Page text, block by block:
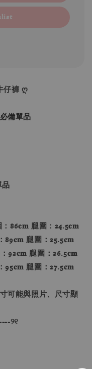
仔褲 ღ
備單品
品
86𝐜𝐦 腿圍：24.5𝐜𝐦
89𝐜𝐦 腿圍：25.5𝐜𝐦
92𝐜𝐦 腿圍：26.5𝐜𝐦
95𝐜𝐦 腿圍：27.5𝐜𝐦
可能與照片、尺寸顯
୨୧